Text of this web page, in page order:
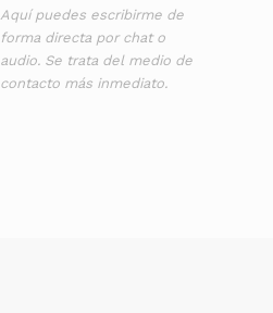
Aquí puedes escribirme de
forma directa por chat o
audio. Se trata del medio de
contacto más inmediato.